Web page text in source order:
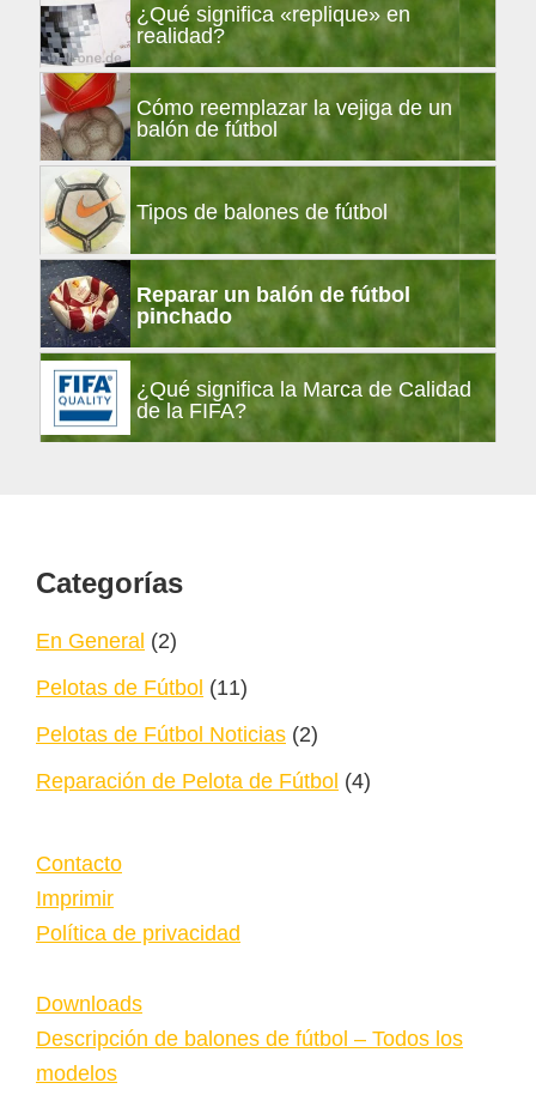
¿Qué significa «replique» en
realidad?
Cómo reemplazar la vejiga de un
balón de fútbol
Tipos de balones de fútbol
Reparar un balón de fútbol
pinchado
¿Qué significa la Marca de Calidad
de la FIFA?
Footer
Categorías
En General (2)
Pelotas de Fútbol (11)
Pelotas de Fútbol Noticias (2)
Reparación de Pelota de Fútbol (4)
Contacto
Imprimir
Política de privacidad
Downloads
Descripción de balones de fútbol – Todos los
modelos